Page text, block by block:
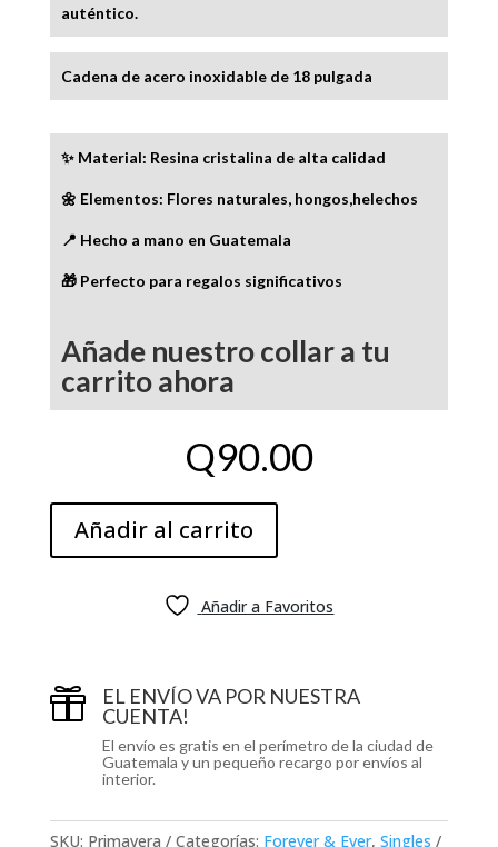
auténtico.
Cadena de acero inoxidable de 18 pulgada
✨ Material: Resina cristalina de alta calidad
🌼 Elementos: Flores naturales, hongos,helechos
📍 Hecho a mano en Guatemala
🎁 Perfecto para regalos significativos
Añade nuestro collar a tu
carrito ahora
Q90.00
Añadir al carrito
Añadir a Favoritos

EL ENVÍO VA POR NUESTRA
CUENTA!
El envío es gratis en el perímetro de la ciudad de
Guatemala y un pequeño recargo por envíos al
interior.
SKU: Primavera Categorías: Forever & Ever, Singles